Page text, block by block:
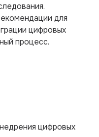
для
цифровых
процесс.
цифровых